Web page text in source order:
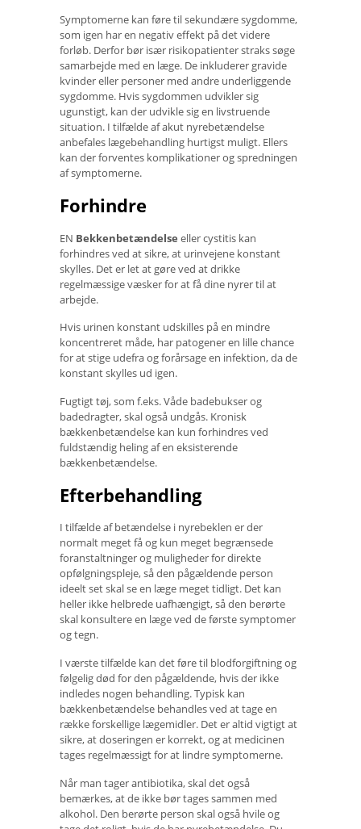
Symptomerne kan føre til sekundære sygdomme,
som igen har en negativ effekt på det videre
forløb. Derfor bør især risikopatienter straks søge
samarbejde med en læge. De inkluderer gravide
kvinder eller personer med andre underliggende
sygdomme. Hvis sygdommen udvikler sig
ugunstigt, kan der udvikle sig en livstruende
situation. I tilfælde af akut nyrebetændelse
anbefales lægebehandling hurtigst muligt. Ellers
kan der forventes komplikationer og spredningen
af ​​symptomerne.
Forhindre
EN Bekkenbetændelse eller cystitis kan
forhindres ved at sikre, at urinvejene konstant
skylles. Det er let at gøre ved at drikke
regelmæssige væsker for at få dine nyrer til at
arbejde.
Hvis urinen konstant udskilles på en mindre
koncentreret måde, har patogener en lille chance
for at stige udefra og forårsage en infektion, da de
konstant skylles ud igen.
Fugtigt tøj, som f.eks. Våde badebukser og
badedragter, skal også undgås. Kronisk
bækkenbetændelse kan kun forhindres ved
fuldstændig heling af en eksisterende
bækkenbetændelse.
Efterbehandling
I tilfælde af betændelse i nyrebeklen er der
normalt meget få og kun meget begrænsede
foranstaltninger og muligheder for direkte
opfølgningspleje, så den pågældende person
ideelt set skal se en læge meget tidligt. Det kan
heller ikke helbrede uafhængigt, så den berørte
skal konsultere en læge ved de første symptomer
og tegn.
I værste tilfælde kan det føre til blodforgiftning og
følgelig død for den pågældende, hvis der ikke
indledes nogen behandling. Typisk kan
bækkenbetændelse behandles ved at tage en
række forskellige lægemidler. Det er altid vigtigt at
sikre, at doseringen er korrekt, og at medicinen
tages regelmæssigt for at lindre symptomerne.
Når man tager antibiotika, skal det også
bemærkes, at de ikke bør tages sammen med
alkohol. Den berørte person skal også hvile og